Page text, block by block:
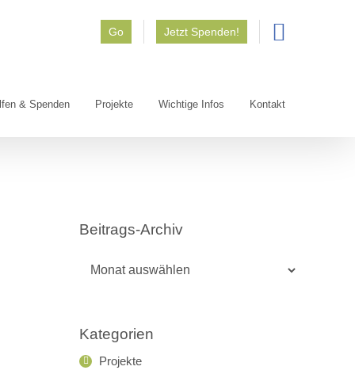
Go Jetzt Spenden!
& Spenden Projekte Wichtige Infos Kontakt
Beitrags-Archiv
Kategorien
Projekte